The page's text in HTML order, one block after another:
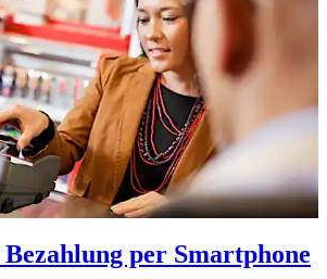
per Smartphone